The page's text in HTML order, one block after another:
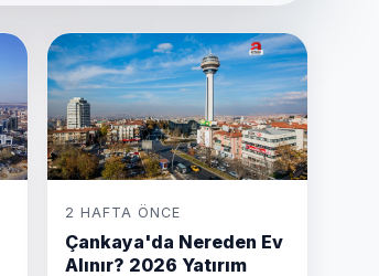
2 HAFTA ÖNCE
Çankaya'da Nereden Ev
Alınır? 2026 Yatırım